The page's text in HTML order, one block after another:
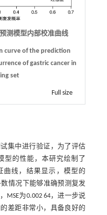
测模型内部校准曲线
curve of the prediction
of gastric cancer in
set
Full size
集中进行验证，为了评估
型的性能，本研究绘制了
曲线，结果显示，模型的
情况下能够准确预测复发
MSE为0.002 64，进一步说
差距非常小，具备良好的